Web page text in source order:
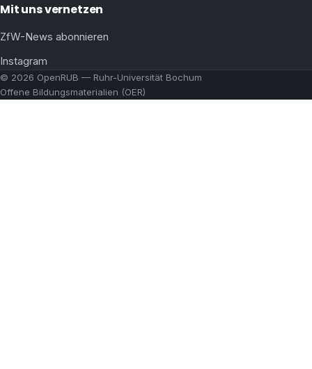
Mit uns vernetzen
ZfW-News abonnieren
Instagram
© 2026 OpenRUB — Ruhr-Universität Bochum
Offene Bildungsmaterialien (OER)